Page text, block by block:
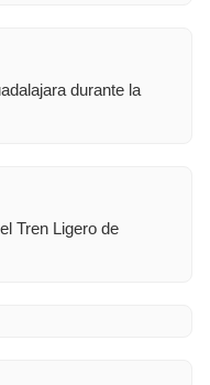
durante la
Tren Ligero de